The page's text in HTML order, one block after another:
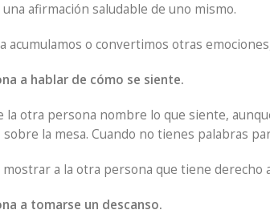
afirmación saludable de uno mismo.
acumulamos o convertimos otras
a hablar de cómo se siente.
la otra persona nombre lo que siente,
la mesa. Cuando no tienes palabras
a la otra persona que tiene derecho
a tomarse un descanso.